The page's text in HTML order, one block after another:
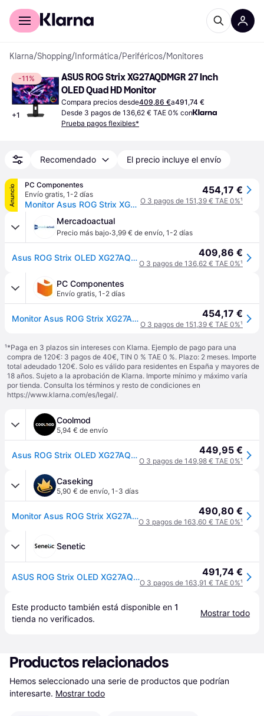
Comprar con Klarna
Klarna/Shopping/ Informática/Periféricos/Monitores
-11%
+1
ASUS ROG Strix XG27AQDMGR 27 Inch
OLED Quad HD Monitor
Compara precios desde409,86 €a491,74 €
Desde 3 pagos de 136,62 € TAE 0% con
Prueba pagos flexibles*
Recomendado El precio incluye el envío
Anuncio
PC Componentes
Envío gratis, 1-2 días
Monitor Asus ROG Strix XG27AQDMGR 26.5" Quad HD 240Hz OLED 0.03ms G-SYNC FreeSync HDR10
454,17 €
O 3 pagos de 151,39 € TAE 0%¹
Mercadoactual
Precio más bajo·3,99 € de envío, 1-2 días
Asus ROG Strix OLED XG27AQDMGR - 26.5" Quad HD - OLED - Negro - 240Hz 409,86 €
O 3 pagos de 136,62 € TAE 0%¹
PC Componentes
Envío gratis, 1-2 días
Monitor Asus ROG Strix XG27AQDMGR 26.5" Quad HD 240Hz OLED 0.03ms G-SYNC FreeSync HDR10 454,17 €
O 3 pagos de 151,39 € TAE 0%¹
¹*Paga en 3 plazos sin intereses con Klarna. Ejemplo de pago para una
compra de 120€: 3 pagos de 40€, TIN 0 % TAE 0 %. Plazo: 2 meses. Importe
total adeudado 120€. Solo es válido para residentes en España y mayores de
18 años. Sujeto a la aprobación de Klarna. Importe mínimo y máximo varía
por tienda. Consulta los términos y resto de condiciones en
https://www.klarna.com/es/legal/.
Coolmod
5,94 € de envío
Asus ROG Strix OLED XG27AQDMGR 27" QHD 2K W-OLED 240Hz 0.03ms HDR FreeSync/G-Sync 449,95 €
O 3 pagos de 149,98 € TAE 0%¹
Caseking
5,90 € de envío, 1-3 días
Monitor Asus ROG Strix XG27AQDMG Gen2 (XG27AQDMGR) WOLED 27" QHD 16:9 240Hz FreeSync Premium Pro / G-SYNC / VESA Adaptive Sync 490,80 €
O 3 pagos de 163,60 € TAE 0%¹
Senetic
ASUS ROG Strix OLED XG27AQDMGR pantalla para PC 67,3 90LM0CC0-B01171 491,74 €
O 3 pagos de 163,91 € TAE 0%¹
Este producto también está disponible en 1
tienda no verificados.
Mostrar todo
Productos relacionados
Hemos seleccionado una serie de productos que podrían
interesarte. Mostrar todo